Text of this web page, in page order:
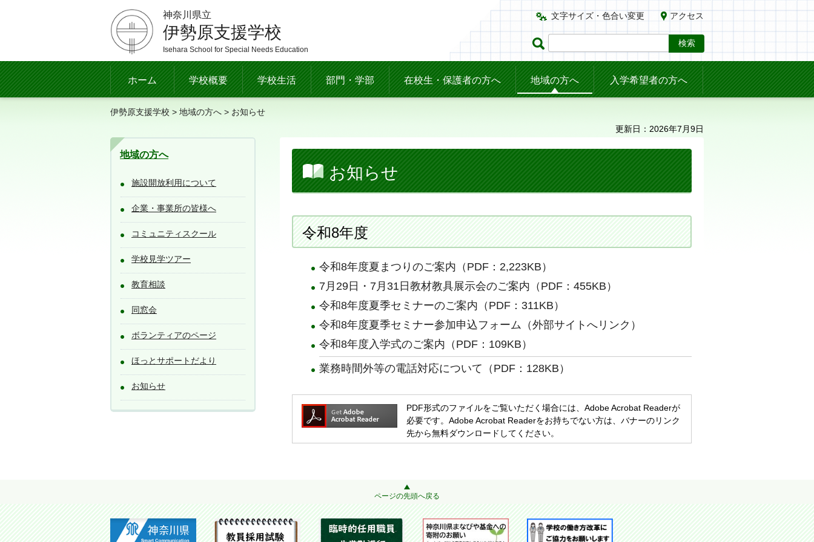
神奈川県立
伊勢原支援学校
Isehara School for Special Needs Education
文字サイズ・色合い変更 アクセス
ホーム 学校概要 学校生活 部門・学部 在校生・保護者の方へ 地域の方へ 入学希望者の方へ
伊勢原支援学校 > 地域の方へ > お知らせ
更新日：2026年7月9日
地域の方へ
施設開放利用について
企業・事業所の皆様へ
コミュニティスクール
学校見学ツアー
教育相談
同窓会
ボランティアのページ
ほっとサポートだより
お知らせ
お知らせ
令和8年度
令和8年度夏まつりのご案内（PDF：2,223KB）
7月29日・7月31日教材教具展示会のご案内（PDF：455KB）
令和8年度夏季セミナーのご案内（PDF：311KB）
令和8年度夏季セミナー参加申込フォーム（外部サイトへリンク）
令和8年度入学式のご案内（PDF：109KB）
業務時間外等の電話対応について（PDF：128KB）
PDF形式のファイルをご覧いただく場合には、Adobe Acrobat Readerが
必要です。Adobe Acrobat Readerをお持ちでない方は、バナーのリンク
先から無料ダウンロードしてください。
ページの先頭へ戻る